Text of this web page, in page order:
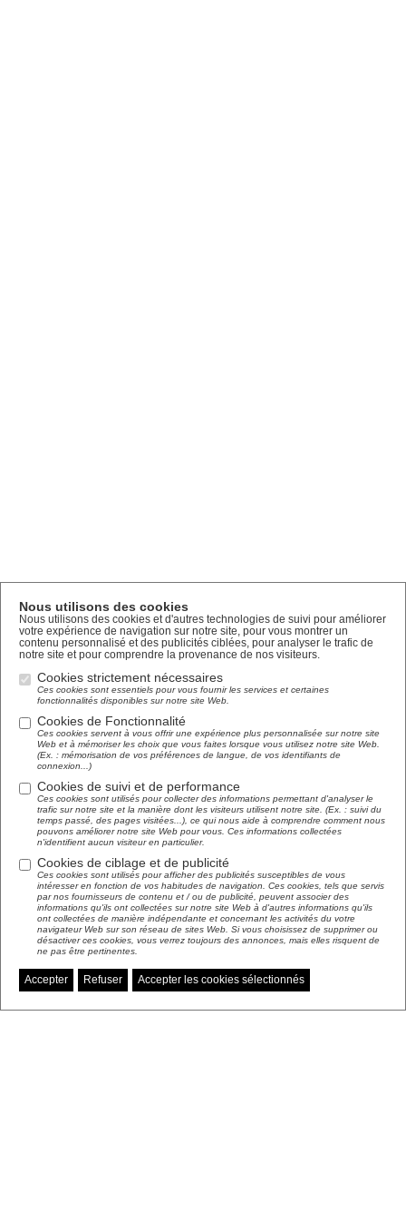
Nous utilisons des cookies
Nous utilisons des cookies et d'autres technologies de suivi pour améliorer
votre expérience de navigation sur notre site, pour vous montrer un
contenu personnalisé et des publicités ciblées, pour analyser le trafic de
notre site et pour comprendre la provenance de nos visiteurs.
Cookies strictement nécessaires
Ces cookies sont essentiels pour vous fournir les services et certaines
fonctionnalités disponibles sur notre site Web.
Cookies de Fonctionnalité
Ces cookies servent à vous offrir une expérience plus personnalisée sur notre site
Web et à mémoriser les choix que vous faites lorsque vous utilisez notre site Web.
(Ex. : mémorisation de vos préférences de langue, de vos identifiants de
connexion...)
Cookies de suivi et de performance
Ces cookies sont utilisés pour collecter des informations permettant d'analyser le
trafic sur notre site et la manière dont les visiteurs utilisent notre site. (Ex. : suivi du
temps passé, des pages visitées...), ce qui nous aide à comprendre comment nous
pouvons améliorer notre site Web pour vous. Ces informations collectées
n'identifient aucun visiteur en particulier.
Cookies de ciblage et de publicité
Ces cookies sont utilisés pour afficher des publicités susceptibles de vous
intéresser en fonction de vos habitudes de navigation. Ces cookies, tels que servis
par nos fournisseurs de contenu et / ou de publicité, peuvent associer des
informations qu'ils ont collectées sur notre site Web à d'autres informations qu'ils
ont collectées de manière indépendante et concernant les activités du votre
navigateur Web sur son réseau de sites Web. Si vous choisissez de supprimer ou
désactiver ces cookies, vous verrez toujours des annonces, mais elles risquent de
ne pas être pertinentes.
Accepter Refuser Accepter les cookies sélectionnés